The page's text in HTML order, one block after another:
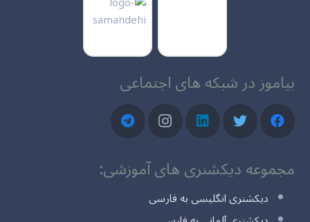
بیاموز در شبکه های اجتماعی
مجموعه دیکشنری های آموزشی:
دیکشنری انگلیسی به فارسی